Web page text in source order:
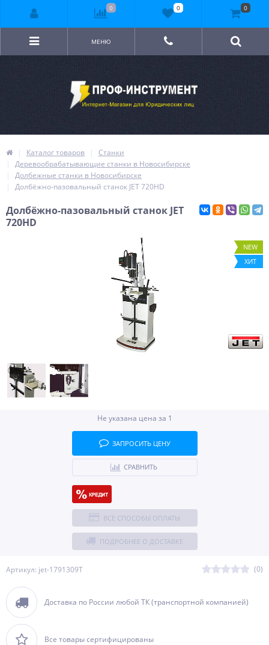
МЕНЮ
Каталог товаров
Станки
Деревообрабатывающие станки в Новосибирске
Долбежные станки в Новосибирске
Долбёжно-пазовальный станок JET 720HD
Долбёжно-пазовальный станок JET
720HD
NEW
ХИТ
Артикул: jet-1791309T (0)
Доставка по России любой ТК (транспортной компанией)
Все товары сертифицированы
Не указана цена за 1
ЗАПРОСИТЬ ЦЕНУ
СРАВНИТЬ
ВСЕ СПОСОБЫ ОПЛАТЫ
ПОДРОБНЕЕ О ДОСТАВКЕ
0 0 0